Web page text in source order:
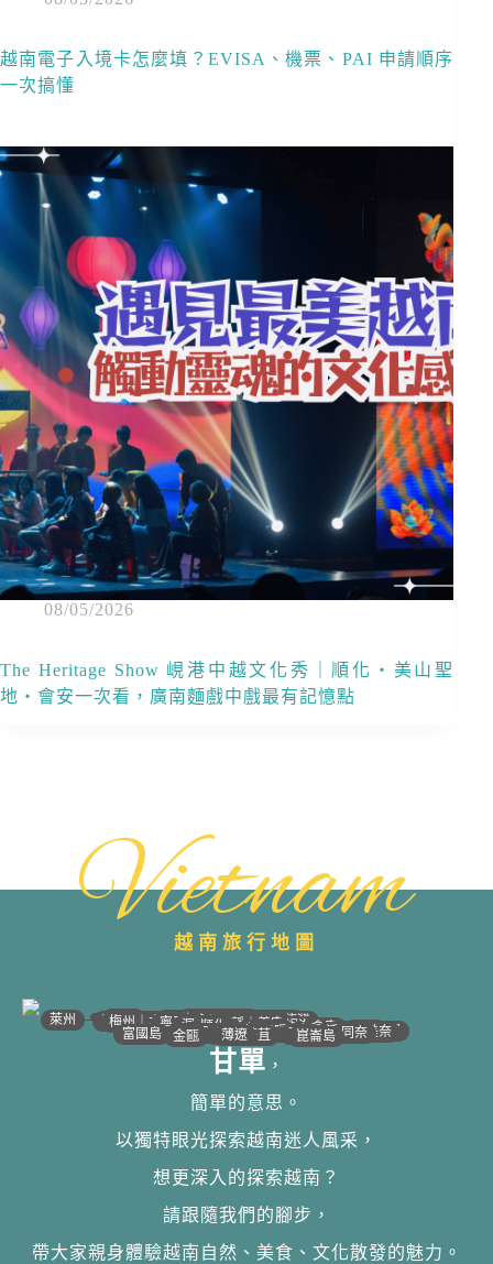
越南電子入境卡怎麼填？EVISA、機票、PAI 申請順序
一次搞懂
08/05/2026
The Heritage Show 峴港中越文化秀｜順化・美山聖
地・會安一次看，廣南麵戲中戲最有記憶點
Vietnam
越南旅行地圖
• 河江｜高平
沙壩 •
萊州 • 宣光 •
安沛｜木江界 •
• 太原
梅州｜木州•• 北江｜北寧
• 下龍灣
• 河內
•海防｜海洋
• 南定｜清化
寧平 ••河靜｜義安
洞海 •
順化 •• 峴港
• 會安
• 歸仁
邦美蜀 •
大叻 ••芽莊｜潘郎
•潘切｜美奈
平陽 •
西寧 •
胡志明 •
美萩 •
富國島 •迪石 •
金甌 • • 同奈
• 頭頓
• 芹苴 •崑崙島
• 薄遼
甘單 ，
簡單的意思。
以獨特眼光探索越南迷人風采，
想更深入的探索越南？
請跟隨我們的腳步，
帶大家親身體驗越南自然、美食、文化散發的魅力。